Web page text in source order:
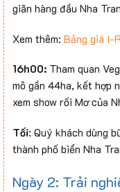
giãn hàng đầu Nha
Xem thêm: Bảng giá I-
16h00: Tham quan
mô gần 44ha, kết hợp
xem show rối Mơ của
Tối: Quý khách dùng
thành phố biển Nha
Ngày 2: Trải